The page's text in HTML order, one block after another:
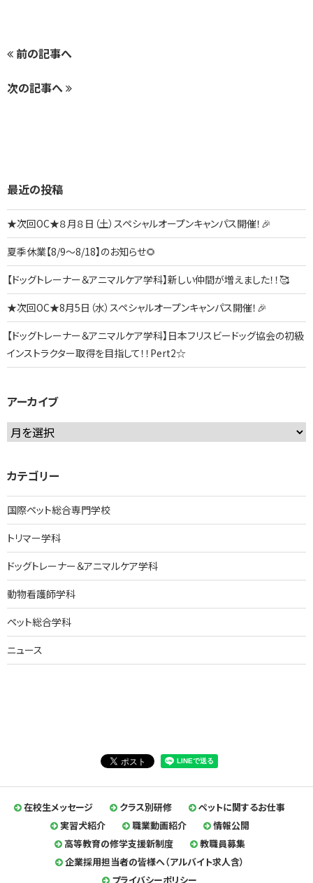
前の記事へ
次の記事へ
最近の投稿
★次回OC★８月８日（土）スペシャルオープンキャンパス開催！🎉
夏季休業【8/9～8/18】のお知らせ🌻
【ドッグトレーナー＆アニマルケア学科】新しい仲間が増えました！！🥰
★次回OC★8月5日（水）スペシャルオープンキャンパス開催！🎉
【ドッグトレーナー＆アニマルケア学科】日本フリスビードッグ協会の初級
インストラクター取得を目指して！！Pert2☆
アーカイブ
ア
ー
イ
ブ
カテゴリー
国際ペット総合専門学校
トリマー学科
ドッグトレーナー＆アニマルケア学科
動物看護師学科
ペット総合学科
ニュース
在校生メッセージ クラス別研修
ペットに関するお仕事
実習犬紹介
職業動画紹介
情報公開
高等教育の修学支援新制度
教職員募集
企業採用担当者の皆様へ（アルバイト求人含）
プライバシーポリシー